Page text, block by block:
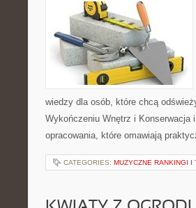
wiedzy dla osób, które chcą
Wykończeniu Wnętrz i Konserwacja
opracowania, które omawiają
CATEGORIES: MUZYCZNE RANKINGI I